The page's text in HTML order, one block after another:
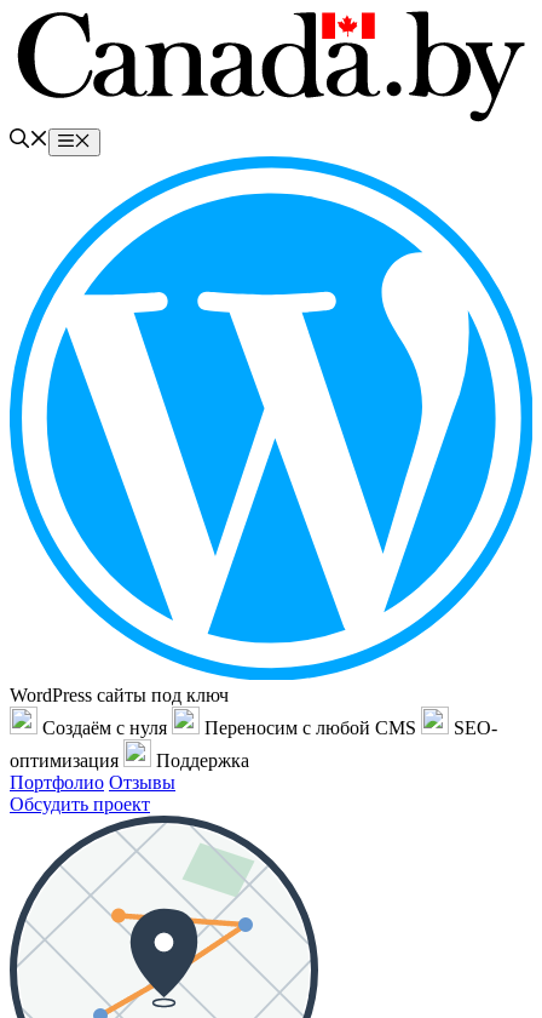
Перейти
содержимому
Меню
WordPress сайты под ключ
Создаём с нуля
Переносим с любой CMS
SEO-
оптимизация
Поддержка
Портфолио Отзывы
Обсудить проект